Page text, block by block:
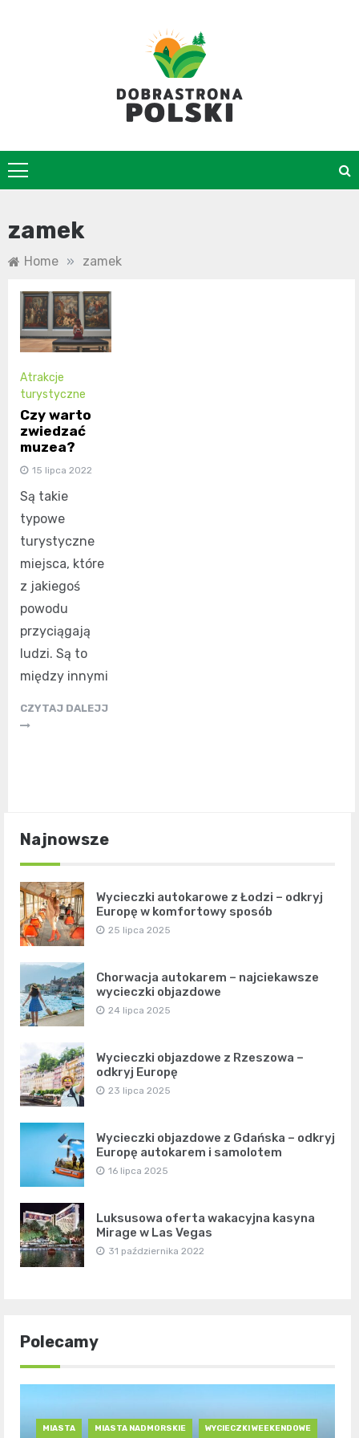
zamek
Home » zamek
Atrakcje
turystyczne
Czy warto
zwiedzać
muzea?
15 lipca 2022
Są takie
typowe
turystyczne
miejsca, które
z jakiegoś
powodu
przyciągają
ludzi. Są to
między innymi
CZYTAJ DALEJJ
Najnowsze
Wycieczki autokarowe z Łodzi – odkryj
Europę w komfortowy sposób
25 lipca 2025
Chorwacja autokarem – najciekawsze
wycieczki objazdowe
24 lipca 2025
Wycieczki objazdowe z Rzeszowa –
odkryj Europę
23 lipca 2025
Wycieczki objazdowe z Gdańska – odkryj
Europę autokarem i samolotem
16 lipca 2025
Luksusowa oferta wakacyjna kasyna
Mirage w Las Vegas
31 października 2022
Polecamy
MIASTA MIASTA NADMORSKIE WYCIECZKI WEEKENDOWE